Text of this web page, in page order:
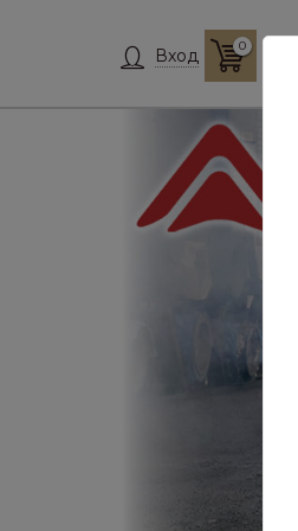
Вход 0